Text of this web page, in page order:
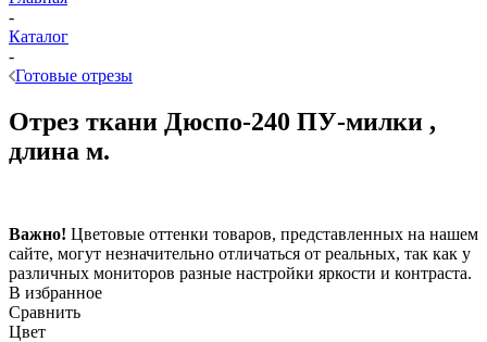
-
Каталог
-
Готовые отрезы
Отрез ткани Дюспо-240 ПУ-милки ,
длина м.
Важно! Цветовые оттенки товаров, представленных на нашем
сайте, могут незначительно отличаться от реальных, так как у
различных мониторов разные настройки яркости и контраста.
В избранное
Сравнить
Цвет